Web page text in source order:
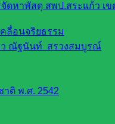
ดหาพัสดุ สพป.สระแก้ว เข
ลื่อนจริยธรรม
ว ณัฐนันท์ สรวงสมบูรณ์
ติ พ.ศ. 2542